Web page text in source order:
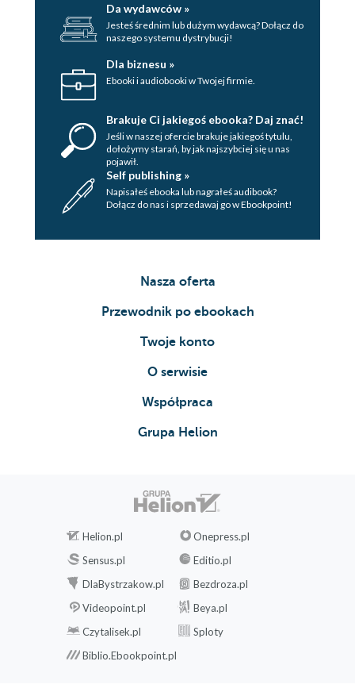
Da wydawców »
Jesteś średnim lub dużym wydawcą? Dołącz do
naszego systemu dystrybucji!
Dla biznesu »
Ebooki i audiobooki w Twojej firmie.
Brakuje Ci jakiegoś ebooka? Daj znać!
Jeśli w naszej ofercie brakuje jakiegoś tytulu,
dołożymy starań, by jak najszybciej się u nas
pojawił.
Self publishing »
Napisałeś ebooka lub nagrałeś audibook?
Dołącz do nas i sprzedawaj go w Ebookpoint!
Nasza oferta
Przewodnik po ebookach
Twoje konto
O serwisie
Współpraca
Grupa Helion
Helion.pl
Onepress.pl
Sensus.pl
Editio.pl
DlaBystrzakow.pl
Bezdroza.pl
Videopoint.pl
Beya.pl
Czytalisek.pl
Sploty
Biblio.Ebookpoint.pl